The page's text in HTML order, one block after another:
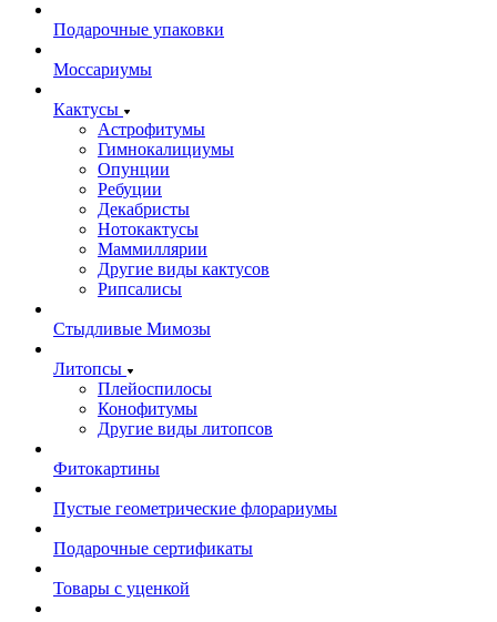
Подарочные упаковки
Моссариумы
Кактусы
Астрофитумы
Гимнокалициумы
Опунции
Ребуции
Декабристы
Нотокактусы
Маммиллярии
Другие виды кактусов
Рипсалисы
Стыдливые Мимозы
Литопсы
Плейоспилосы
Конофитумы
Другие виды литопсов
Фитокартины
Пустые геометрические флорариумы
Подарочные сертификаты
Товары с уценкой